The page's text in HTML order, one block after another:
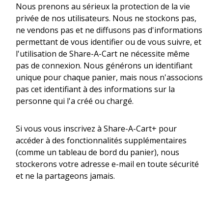
Nous prenons au sérieux la protection de la vie
privée de nos utilisateurs. Nous ne stockons pas,
ne vendons pas et ne diffusons pas d'informations
permettant de vous identifier ou de vous suivre, et
l'utilisation de Share-A-Cart ne nécessite même
pas de connexion. Nous générons un identifiant
unique pour chaque panier, mais nous n'associons
pas cet identifiant à des informations sur la
personne qui l'a créé ou chargé.
Si vous vous inscrivez à Share-A-Cart+ pour
accéder à des fonctionnalités supplémentaires
(comme un tableau de bord du panier), nous
stockerons votre adresse e-mail en toute sécurité
et ne la partageons jamais.